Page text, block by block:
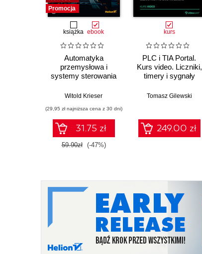
Promocja
książka ebook
Automatyka
przemysłowa i
systemy sterowania
Witold Krieser
(29,95 zł najniższa cena z 30 dni)
31.75 zł
59.90zł (-47%)
kurs
PLC i TIA Portal.
Kurs video. Liczniki,
timery i sygnały
Tomasz Gilewski
249.00 zł